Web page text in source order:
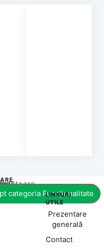
categoria Funcționalitate
LINKURI
UTILE
Prezentare
generală
Contact